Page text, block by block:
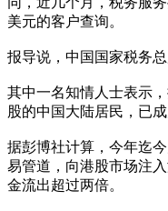
美元的客户查询。
报导说，中国国家税务
其中一名知情人士表示
股的中国大陆居民，已
据彭博社计算，今年迄
易管道，向港股市场注
金流出超过两倍。